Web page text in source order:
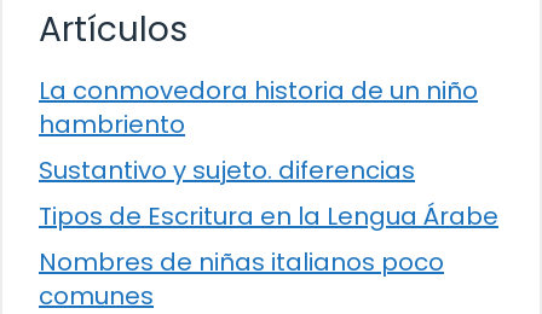
Artículos
La conmovedora historia de un niño
hambriento
Sustantivo y sujeto. diferencias
Tipos de Escritura en la Lengua Árabe
Nombres de niñas italianos poco
comunes